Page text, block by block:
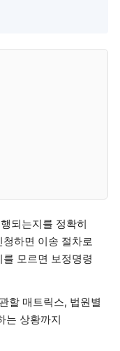
되는지를 정확히
하면 이송 절차로
모르면 보정명령
할 매트릭스, 법원별
는 상황까지